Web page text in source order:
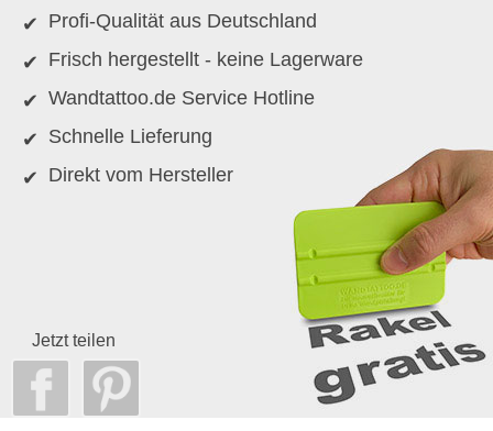
Profi-Qualität aus Deutschland
Frisch hergestellt - keine Lagerware
Wandtattoo.de Service Hotline
Schnelle Lieferung
Direkt vom Hersteller
Jetzt teilen